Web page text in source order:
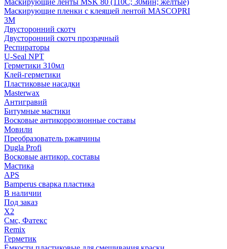
Маскирующие ленты MSK 80 (110С; 30мин; желтые)
Маскирующие пленки с клеящей лентой MASCOPRI
3M
Двусторонний скотч
Двусторонний скотч прозрачный
Респираторы
U-Seal NPT
Герметики 310мл
Клей-герметики
Пластиковые насадки
Masterwax
Антигравий
Битумные мастики
Восковые антикоррозионные составы
Мовили
Преобразователь ржавчины
Dugla Profi
Восковые антикор. составы
Мастика
APS
Bamperus сварка пластика
В наличии
Под заказ
X2
Смс, Фатекс
Remix
Герметик